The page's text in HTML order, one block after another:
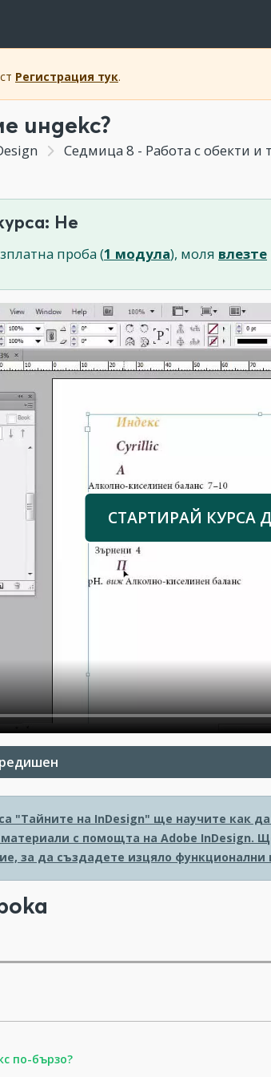
Регистрация тук.
индекс?
Седмица 8 - Работа с обекти и
Не
проба (1 модула), моля влезте
СТАРТИРАЙ КУРСА
"Тайните на InDesign" ще научите как
с помощта на Adobe InDesign.
за да създадете изцяло функционални
по-бързо?